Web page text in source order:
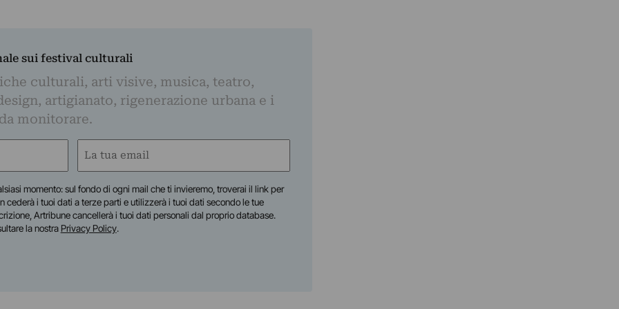
sui festival culturali
culturali, arti visive, musica, teatro,
artigianato, rigenerazione urbana e i
monitorare.
Email
momento: sul fondo di ogni mail che ti invieremo, troverai il link per
cederà i tuoi dati a terze parti e utilizzerà i tuoi dati secondo le tue
Artribune cancellerà i tuoi dati personali dal proprio database.
la nostra Privacy Policy.